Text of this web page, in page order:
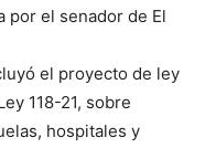
por el senador de El
el proyecto de ley
118-21, sobre
hospitales y